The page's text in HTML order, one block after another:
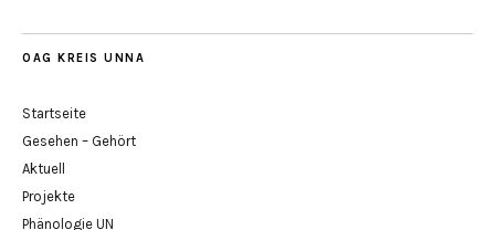
OAG KREIS UNNA
Startseite
Gesehen – Gehört
Aktuell
Projekte
Phänologie UN